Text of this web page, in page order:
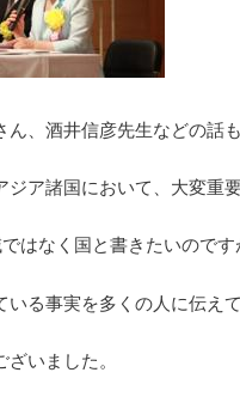
ん、酒井信彦先生などの話
ア諸国において、大変重要
はなく国と書きたいのです
いる事実を多くの人に伝え
いました。